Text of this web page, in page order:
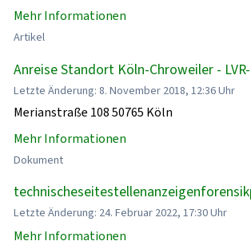
Mehr Informationen
Artikel
Anreise Standort Köln-Chroweiler -
Letzte Änderung: 8. November 2018, 12:36 Uhr
Merianstraße 108 50765 Köln
Mehr Informationen
Dokument
Letzte Änderung: 24. Februar 2022, 17:30 Uhr
Mehr Informationen